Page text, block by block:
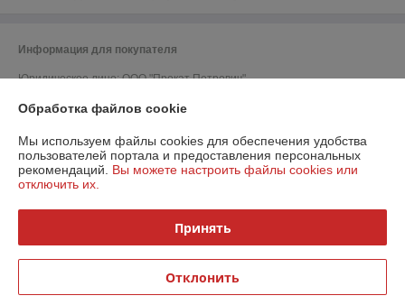
Информация для покупателя
Юридическое лицо:ООО "Прокат Петрович"
УНП: 193215798
Регистрационный орган: Минский горисполком
Дата регистрации компании: 27.02.2019
Ссылка на свидетельство/лицензию
Ссылка на свидетельство/лицензию
Местонахождение книги жалоб и предложений: ул. Матусевича, д.58
Обработка файлов cookie
Мы используем файлы cookies для обеспечения удобства
пользователей портала и предоставления персональных
рекомендаций. Вы можете настроить файлы cookies или
отключить их.
Принять
Отклонить